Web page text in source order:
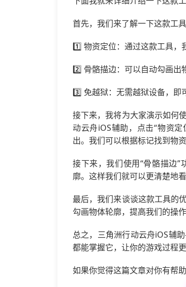
首先，我们来了解一下这款工
1️⃣ 物资定位：通过这款工具，
2️⃣ 骨骼描边：可以自动勾画出
3️⃣ 免越狱：无需越狱设备，即
接下来，我将为大家演示如何
动云舟iOS辅助，点击“物资
出。我们可以根据标记找到物资
接下来，我们使用“骨骼描边
廓。这样我们就可以更清楚地
最后，我们来谈谈这款工具的
勾画物体轮廓，提高我们的操
总之，三角洲行动云舟iOS辅
都能掌握它，让你的游戏过程更
如果你觉得这篇文章对你有帮